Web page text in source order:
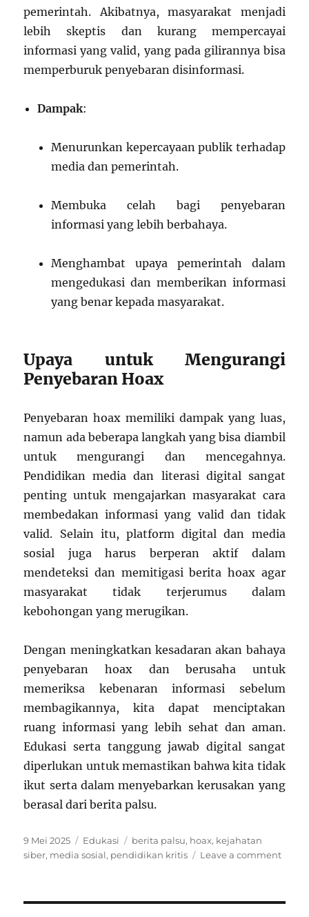
pemerintah. Akibatnya, masyarakat menjadi
lebih skeptis dan kurang mempercayai
informasi yang valid, yang pada gilirannya bisa
memperburuk penyebaran disinformasi.
Dampak:
Menurunkan kepercayaan publik terhadap
media dan pemerintah.
Membuka celah bagi penyebaran
informasi yang lebih berbahaya.
Menghambat upaya pemerintah dalam
mengedukasi dan memberikan informasi
yang benar kepada masyarakat.
Upaya untuk Mengurangi
Penyebaran Hoax
Penyebaran hoax memiliki dampak yang luas,
namun ada beberapa langkah yang bisa diambil
untuk mengurangi dan mencegahnya.
Pendidikan media dan literasi digital sangat
penting untuk mengajarkan masyarakat cara
membedakan informasi yang valid dan tidak
valid. Selain itu, platform digital dan media
sosial juga harus berperan aktif dalam
mendeteksi dan memitigasi berita hoax agar
masyarakat tidak terjerumus dalam
kebohongan yang merugikan.
Dengan meningkatkan kesadaran akan bahaya
penyebaran hoax dan berusaha untuk
memeriksa kebenaran informasi sebelum
membagikannya, kita dapat menciptakan
ruang informasi yang lebih sehat dan aman.
Edukasi serta tanggung jawab digital sangat
diperlukan untuk memastikan bahwa kita tidak
ikut serta dalam menyebarkan kerusakan yang
berasal dari berita palsu.
Posted
on
9 Mei 2025 Categories
Edukasi Tags
berita palsu, hoax, kejahatan
siber, media sosial, pendidikan kritis Leave a commenton